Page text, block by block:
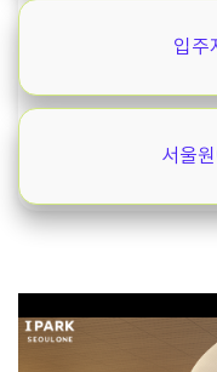
입주
서울